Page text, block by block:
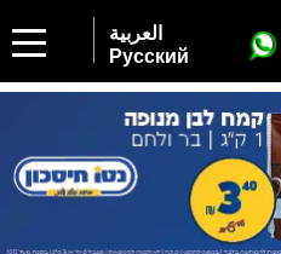
العربية
Русский